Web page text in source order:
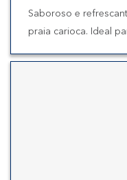
Saboroso e
praia carioca. Ideal